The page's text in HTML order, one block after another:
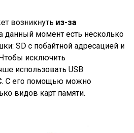
возникнуть из-за
данный момент есть несколько
SD с побайтной адресацией и
исключить
использовать USB
. С его помощью можно
видов карт памяти.